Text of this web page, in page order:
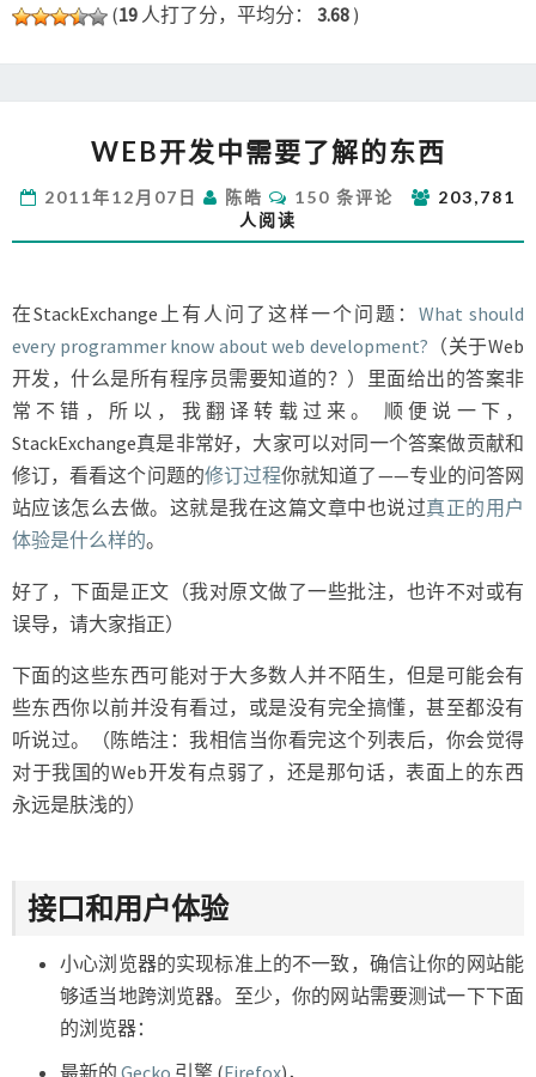
(19 人打了分，平均分： 3.68 )
开
中
需
解
西
WEB开发中需要了解的东西
2011年12月07日 陈皓
评
论
150 条评论
203,781
人阅读
在StackExchange上有人问了这样一个问题： What should
every programmer know about web development? （关于Web
开发，什么是所有程序员需要知道的？）里面给出的答案非
常不错，所以，我翻译转载过来。 顺便说一下，
StackExchange真是非常好，大家可以对同一个答案做贡献和
修订，看看这个问题的修订过程你就知道了——专业的问答网
站应该怎么去做。这就是我在这篇文章中也说过真正的用户
体验是什么样的。
好了，下面是正文（我对原文做了一些批注，也许不对或有
误导，请大家指正）
下面的这些东西可能对于大多数人并不陌生，但是可能会有
些东西你以前并没有看过，或是没有完全搞懂，甚至都没有
听说过。（陈皓注：我相信当你看完这个列表后，你会觉得
对于我国的Web开发有点弱了，还是那句话，表面上的东西
永远是肤浅的）
接口和用户体验
小心浏览器的实现标准上的不一致，确信让你的网站能
够适当地跨浏览器。至少，你的网站需要测试一下下面
的浏览器：
最新的 Gecko 引擎 (Firefox)，